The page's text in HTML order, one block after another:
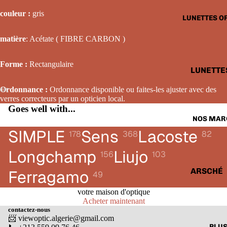
LUNETTES
HOMME
FEMME
NOS
ARSCHÉ
CARTIER
couleur : gris
matière: Acétate ( FIBRE CARBON )
Forme : Rectangulaire
Ordonnance : Ordonnance disponible ou faites-les ajuster avec des
verres correcteurs par un opticien local.
Goes well with...
SIMPLE 178Sens 368Lacoste 82
Longchamp 156Liujo 103
Ferragamo 49
votre maison d'optique
Acheter maintenant
contactez-nous
📨 viewoptic.algerie@gmail.com